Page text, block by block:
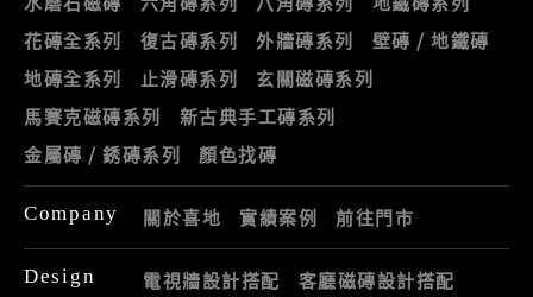
花磚全系列
復古磚系列 外牆磚系列
壁磚 / 地鐵磚
地磚全系列
止滑磚系列
玄關磁磚系列
馬賽克磁磚系列
新古典手工磚系列
金屬磚 / 銹磚系列
顏色找磚
Company 關於喜地 實績案例 前往門市
Design 電視牆設計搭配 客廳磁磚設計搭配